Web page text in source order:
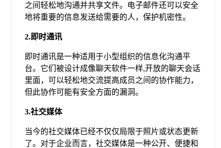
之间轻松地沟通并共享文件。电子邮件还可以安全
地将重要的信息发送给需要的人，保护机密性。
2.即时通讯
即时通讯是一种适用于小型组织的信息化沟通平
台。它们被设计成像聊天软件一样,开放的聊天会话
里面，可以轻松地交流提高成员之间的协作能力，
但此协作可能有安全方面的漏洞。
3.社交媒体
当今的社交媒体已经不仅仅局限于照片或状态更新
了。对于企业而言，社交媒体是一种公开、便捷和